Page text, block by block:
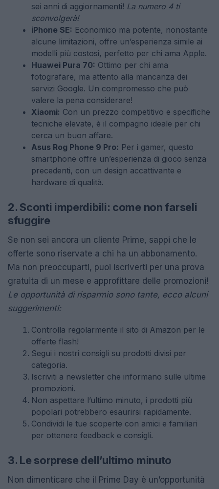
sei anni di aggiornamenti! La numero 4 ti
sconvolgerà!
iPhone SE: Economico ma potente, nonostante
alcune limitazioni, offre un’esperienza simile ai
modelli più costosi, perfetto per chi ama Apple.
Huawei Pura 70: Ottimo per chi ama
fotografare, ma attento alla mancanza dei
servizi Google. Un compromesso che può
valere la pena considerare!
Xiaomi: Con un prezzo competitivo e specifiche
tecniche elevate, è il compagno ideale per chi
cerca un buon affare.
Asus Rog Phone 9 Pro: Per i gamer, questo
smartphone offre un’esperienza di gioco senza
precedenti, con un design accattivante e
hardware di qualità.
2. Sconti imperdibili: come non farseli
sfuggire
Se non sei ancora un cliente Prime, sappi che le
offerte sono riservate a chi ha un abbonamento.
Ma non preoccuparti, puoi iscriverti per una prova
gratuita di un mese e approfittare delle promozioni!
Le opportunità di risparmio sono tante, ecco alcuni
suggerimenti:
Controlla regolarmente il sito di Amazon per le
offerte flash!
Segui i nostri consigli su prodotti divisi per
categoria.
Iscriviti a newsletter che informano sulle ultime
promozioni.
Non aspettare l’ultimo minuto, i prodotti più
popolari potrebbero esaurirsi rapidamente.
Condividi le tue scoperte con amici e familiari
per ottenere feedback e consigli.
3. Le sorprese dell’ultimo minuto
Non dimenticare che il Prime Day è un’opportunità